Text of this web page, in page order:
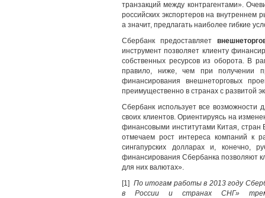
транзакций между контрагентами».
российских экспортеров на внутреннем
а значит, предлагать наиболее гибкие
Сбербанк предоставляет
инструмент позволяет клиенту
собственных ресурсов из оборота. В
правило, ниже, чем при получении
финансирования внешнеторговых
преимущественно в странах с развитой
Сбербанк использует все возможности
своих клиентов. Ориентируясь на
финансовыми институтами Китая,
отмечаем рост интереса компаний к
сингапурских долларах и, конечно,
финансирования Сбербанка позволяют
для них валютах».
[1] По итогам работы в 2013 году
в России и странах СНГ»